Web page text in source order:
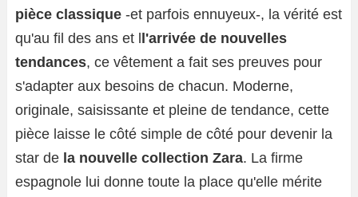
pièce classique -et parfois ennuyeux-, la vérité est
qu'au fil des ans et l
l'arrivée de nouvelles
tendances, ce vêtement a fait ses preuves pour
s'adapter aux besoins de chacun. Moderne,
originale, saisissante et pleine de tendance, cette
pièce laisse le côté simple de côté pour devenir la
star de la nouvelle collection Zara. La firme
espagnole lui donne toute la place qu'elle mérite